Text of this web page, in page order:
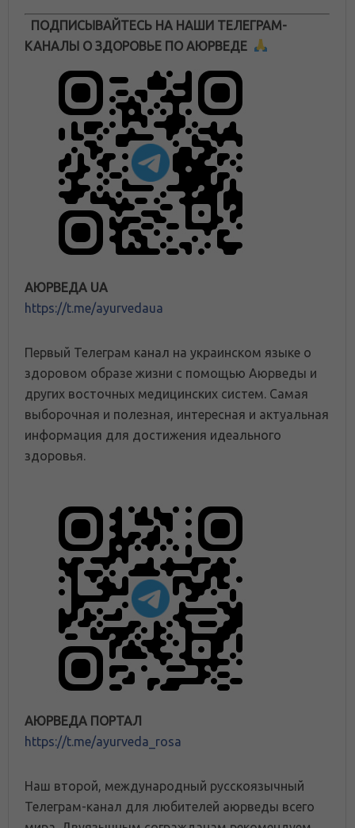
ПОДПИСЫВАЙТЕСЬ НА НАШИ ТЕЛЕГРАМ-
КАНАЛЫ О ЗДОРОВЬЕ ПО АЮРВЕДЕ
АЮРВЕДА UA
https://t.me/ayurvedaua
Первый Телеграм канал на украинском языке о
здоровом образе жизни с помощью Аюрведы и
других восточных медицинских систем. Самая
выборочная и полезная, интересная и актуальная
информация для достижения идеального
здоровья.
АЮРВЕДА ПОРТАЛ
https://t.me/ayurveda_rosa
Наш второй, международный русскоязычный
Телеграм-канал для любителей аюрведы всего